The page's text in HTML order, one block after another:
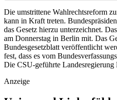
Die umstrittene Wahlrechtsreform
kann in Kraft treten.
das Gesetz hierzu unterzeichnet.
am Donnerstag in Berlin mit. Das
Bundesgesetzblatt veröffentlicht
fest, dass es vom
Die CSU-geführte
Anzeige